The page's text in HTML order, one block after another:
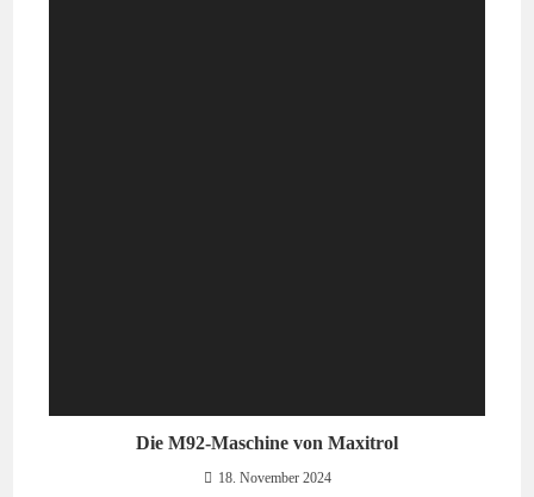
Die M92-Maschine von Maxitrol
18. November 2024